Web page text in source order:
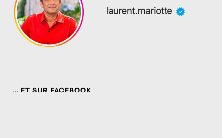
… ET SUR FACEBOOK